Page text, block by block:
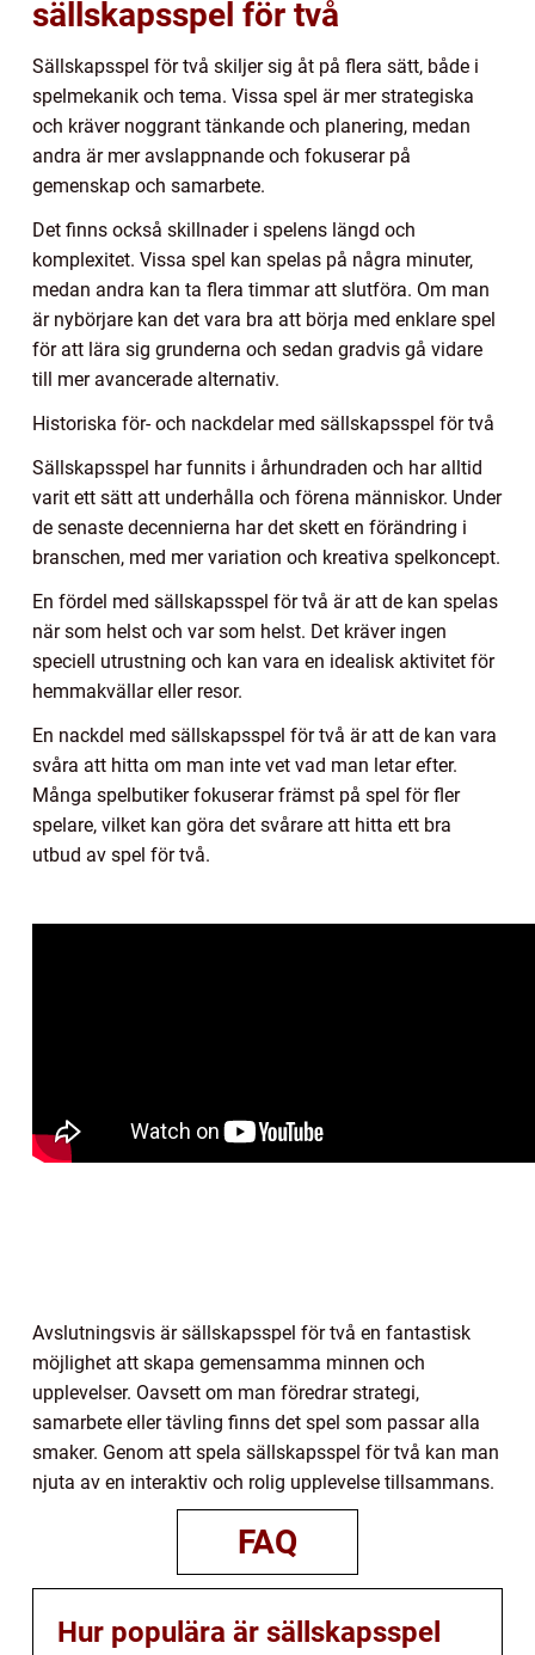
sällskapsspel för två
Sällskapsspel för två skiljer sig åt på flera sätt, både i
spelmekanik och tema. Vissa spel är mer strategiska
och kräver noggrant tänkande och planering, medan
andra är mer avslappnande och fokuserar på
gemenskap och samarbete.
Det finns också skillnader i spelens längd och
komplexitet. Vissa spel kan spelas på några minuter,
medan andra kan ta flera timmar att slutföra. Om man
är nybörjare kan det vara bra att börja med enklare spel
för att lära sig grunderna och sedan gradvis gå vidare
till mer avancerade alternativ.
Historiska för- och nackdelar med sällskapsspel för två
Sällskapsspel har funnits i århundraden och har alltid
varit ett sätt att underhålla och förena människor. Under
de senaste decennierna har det skett en förändring i
branschen, med mer variation och kreativa spelkoncept.
En fördel med sällskapsspel för två är att de kan spelas
när som helst och var som helst. Det kräver ingen
speciell utrustning och kan vara en idealisk aktivitet för
hemmakvällar eller resor.
En nackdel med sällskapsspel för två är att de kan vara
svåra att hitta om man inte vet vad man letar efter.
Många spelbutiker fokuserar främst på spel för fler
spelare, vilket kan göra det svårare att hitta ett bra
utbud av spel för två.
Avslutningsvis är sällskapsspel för två en fantastisk
möjlighet att skapa gemensamma minnen och
upplevelser. Oavsett om man föredrar strategi,
samarbete eller tävling finns det spel som passar alla
smaker. Genom att spela sällskapsspel för två kan man
njuta av en interaktiv och rolig upplevelse tillsammans.
FAQ
Hur populära är sällskapsspel